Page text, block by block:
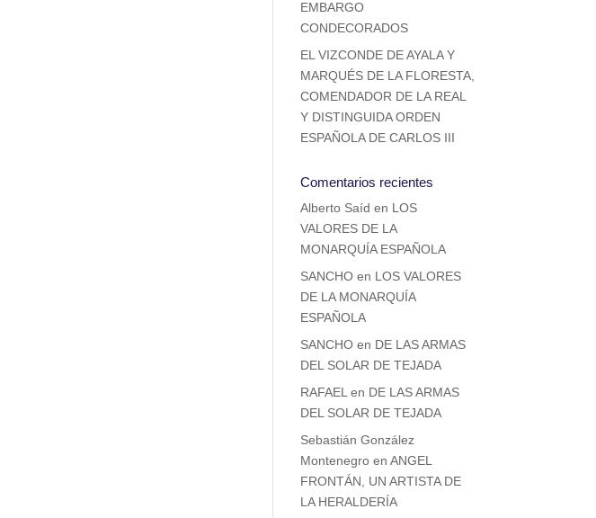
EMBARGO
CONDECORADOS
EL VIZCONDE DE AYALA Y
MARQUÉS DE LA FLORESTA,
COMENDADOR DE LA REAL
Y DISTINGUIDA ORDEN
ESPAÑOLA DE CARLOS III
Comentarios recientes
Alberto Saíd en LOS
VALORES DE LA
MONARQUÍA ESPAÑOLA
SANCHO en LOS VALORES
DE LA MONARQUÍA
ESPAÑOLA
SANCHO en DE LAS ARMAS
DEL SOLAR DE TEJADA
RAFAEL en DE LAS ARMAS
DEL SOLAR DE TEJADA
Sebastián González
Montenegro enANGEL
FRONTÁN, UN ARTISTA DE
LA HERALDERÍA